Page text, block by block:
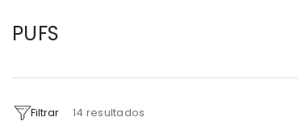
PUFS
Filtrar 14 resultados